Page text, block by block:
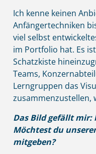
Ich kenne keinen
Anfängertechniken
viel selbst
im Portfolio hat. Es
Schatzkiste
Teams,
Lerngruppen das
zusammenzustellen,
Das Bild gefällt mir:
Möchtest du
mitgeben?